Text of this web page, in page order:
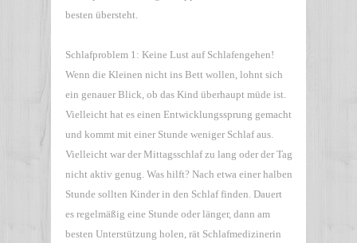
besten übersteht.
Schlafproblem 1: Keine Lust auf Schlafengehen!
Wenn die Kleinen nicht ins Bett wollen, lohnt sich
ein genauer Blick, ob das Kind überhaupt müde ist.
Vielleicht hat es einen Entwicklungssprung gemacht
und kommt mit einer Stunde weniger Schlaf aus.
Vielleicht war der Mittagsschlaf zu lang oder der Tag
nicht aktiv genug. Was hilft? Nach etwa einer halben
Stunde sollten Kinder in den Schlaf finden. Dauert
es regelmäßig eine Stunde oder länger, dann am
besten Unterstützung holen, rät Schlafmedizinerin